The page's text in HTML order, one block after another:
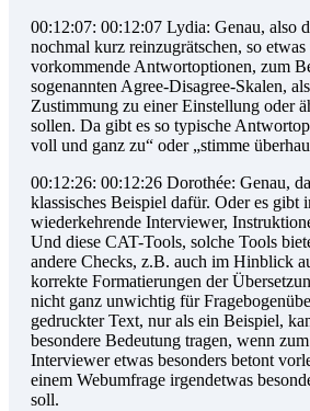
00:12:07: 00:12:07 Lydia: Genau, also
nochmal kurz reinzugrätschen, so
vorkommende Antwortoptionen, zum
sogenannten Agree-Disagree-Skalen,
Zustimmung zu einer Einstellung oder
sollen. Da gibt es so typische
voll und ganz zu“ oder „stimme
00:12:26: 00:12:26 Dorothée: Genau,
klassisches Beispiel dafür. Oder es gibt
wiederkehrende Interviewer,
Und diese CAT-Tools, solche Tools
andere Checks, z.B. auch im Hinblick
korrekte Formatierungen der
nicht ganz unwichtig für
gedruckter Text, nur als ein Beispiel,
besondere Bedeutung tragen, wenn
Interviewer etwas besonders betont
einem Webumfrage irgendetwas
soll.